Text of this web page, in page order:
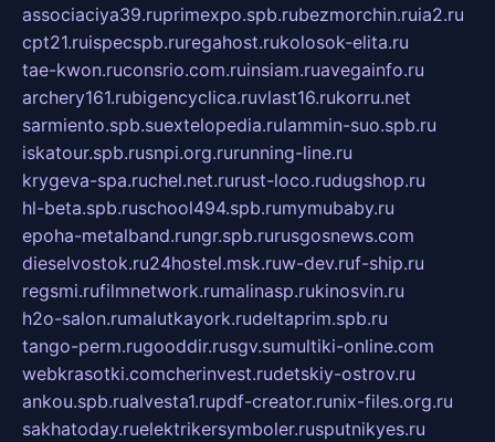
associaciya39.ruprimexpo.spb.rubezmorchin.ruia2.ru
cpt21.ruispecspb.ruregahost.rukolosok-elita.ru
tae-kwon.ruconsrio.com.ruinsiam.ruavegainfo.ru
archery161.rubigencyclica.ruvlast16.rukorru.net
sarmiento.spb.suextelopedia.rulammin-suo.spb.ru
iskatour.spb.rusnpi.org.rurunning-line.ru
krygeva-spa.ruchel.net.rurust-loco.rudugshop.ru
hl-beta.spb.ruschool494.spb.rumymubaby.ru
epoha-metalband.rungr.spb.rurusgosnews.com
dieselvostok.ru24hostel.msk.ruw-dev.ruf-ship.ru
regsmi.rufilmnetwork.rumalinasp.rukinosvin.ru
h2o-salon.rumalutkayork.rudeltaprim.spb.ru
tango-perm.rugooddir.rusgv.sumultiki-online.com
webkrasotki.comcherinvest.rudetskiy-ostrov.ru
ankou.spb.rualvesta1.rupdf-creator.runix-files.org.ru
sakhatoday.ruelektrikersymboler.rusputnikyes.ru